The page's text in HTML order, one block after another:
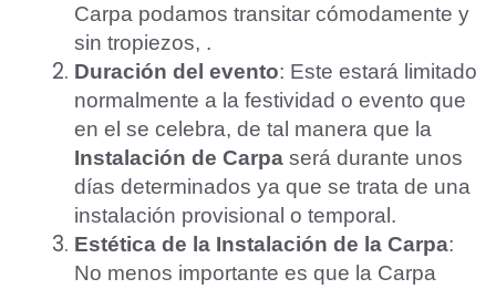
Carpa podamos transitar cómodamente y
sin tropiezos, .
Duración del evento: Este estará limitado
normalmente a la festividad o evento que
en el se celebra, de tal manera que la
Instalación de Carpa será durante unos
días determinados ya que se trata de una
instalación provisional o temporal.
Estética de la Instalación de la Carpa:
No menos importante es que la Carpa